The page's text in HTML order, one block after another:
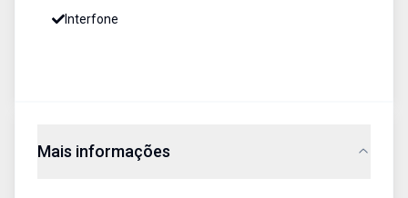
Interfone
Mais informações